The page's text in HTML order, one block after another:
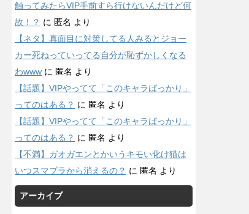
触ってみたらVIP手前すら行けないんだけど何
故！？ に 匿名 より
【ネタ】真面目に対策してる人みるとジョー
カー死ねっていってる自分が恥ずかしくなる
わwww に 匿名 より
【話題】VIPやってて「このキャラばっかり」
ってのはある？ に 匿名 より
【話題】VIPやってて「このキャラばっかり」
ってのはある？ に 匿名 より
【不満】ガオガエンとかいうキモい化け猫は
いつスマブラから消えるの？ に 匿名 より
アーカイブ